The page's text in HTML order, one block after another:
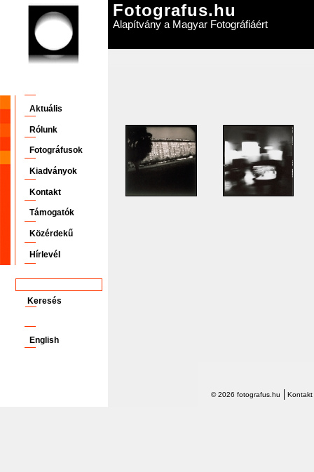
Fotografus.hu
Alapítvány a Magyar Fotográfiáért
Aktuális
Rólunk
Fotográfusok
Kiadványok
Kontakt
Támogatók
Közérdekű
Hírlevél
English
© 2026 fotografus.hu Kontakt